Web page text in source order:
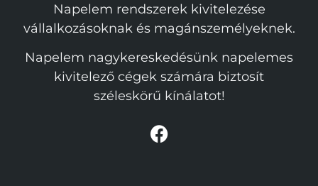
Napelem rendszerek kivitelezése
vállalkozásoknak és magánszemélyeknek.
Napelem nagykereskedésünk napelemes
kivitelező cégek számára biztosít
széleskörű kínálatot!